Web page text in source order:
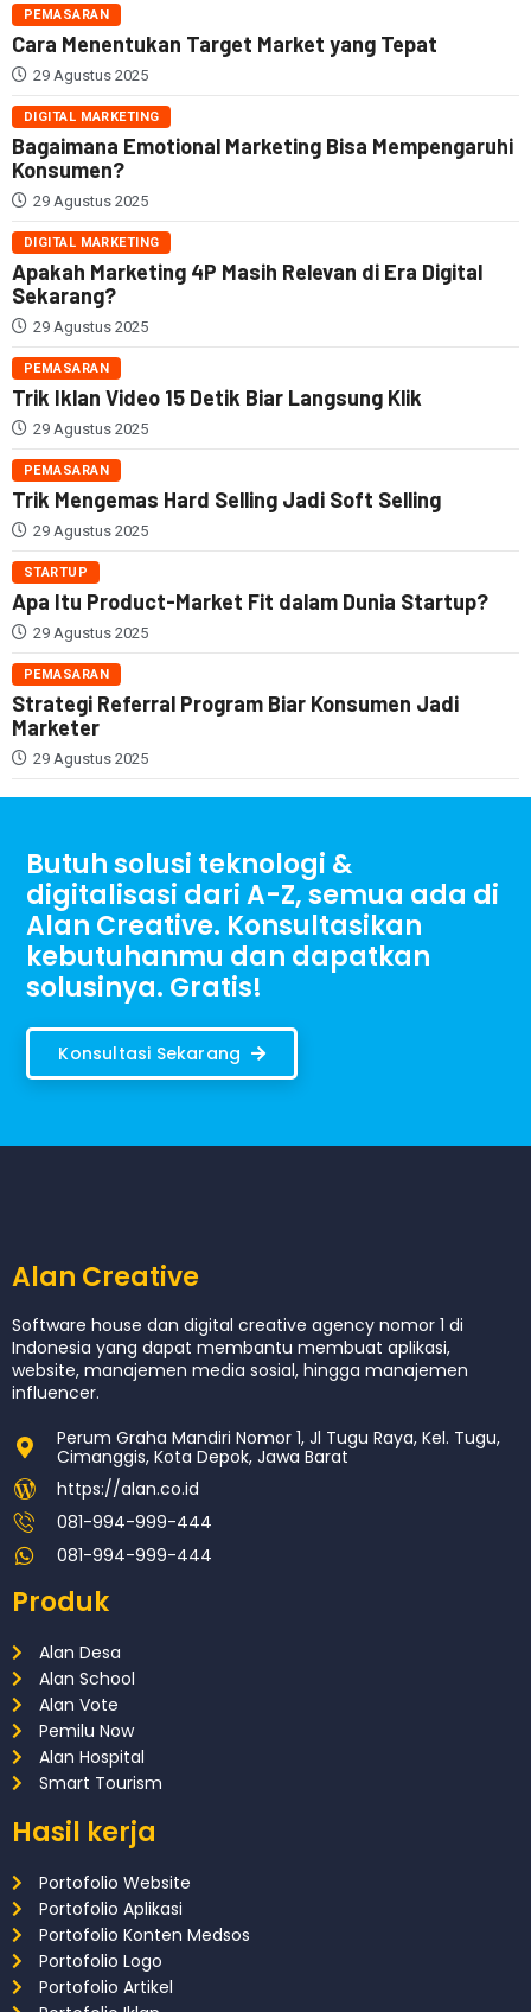
PEMASARAN
Cara Menentukan Target Market yang Tepat
29 Agustus 2025
DIGITAL MARKETING
Bagaimana Emotional Marketing Bisa Mempengaruhi
Konsumen?
29 Agustus 2025
DIGITAL MARKETING
Apakah Marketing 4P Masih Relevan di Era Digital
Sekarang?
29 Agustus 2025
PEMASARAN
Trik Iklan Video 15 Detik Biar Langsung Klik
29 Agustus 2025
PEMASARAN
Trik Mengemas Hard Selling Jadi Soft Selling
29 Agustus 2025
STARTUP
Apa Itu Product-Market Fit dalam Dunia Startup?
29 Agustus 2025
PEMASARAN
Strategi Referral Program Biar Konsumen Jadi
Marketer
29 Agustus 2025
Butuh solusi teknologi &
digitalisasi dari A-Z, semua ada di
Alan Creative. Konsultasikan
kebutuhanmu dan dapatkan
solusinya. Gratis!
Konsultasi Sekarang
Alan Creative
Software house dan digital creative agency nomor 1 di
Indonesia yang dapat membantu membuat aplikasi,
website, manajemen media sosial, hingga manajemen
influencer.
Perum Graha Mandiri Nomor 1, Jl Tugu Raya, Kel. Tugu,
Cimanggis, Kota Depok, Jawa Barat
https://alan.co.id
081-994-999-444
081-994-999-444
Produk
Alan Desa
Alan School
Alan Vote
Pemilu Now
Alan Hospital
Smart Tourism
Hasil kerja
Portofolio Website
Portofolio Aplikasi
Portofolio Konten Medsos
Portofolio Logo
Portofolio Artikel